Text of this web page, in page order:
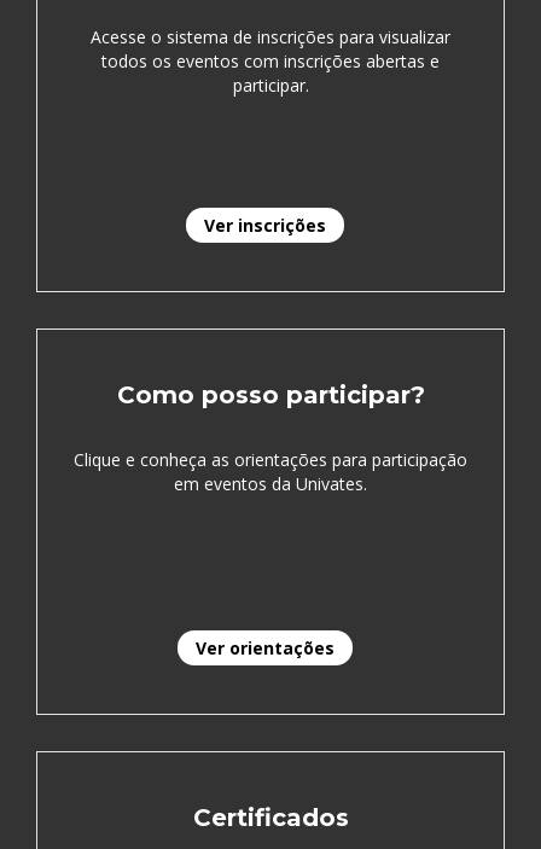
Acesse o sistema de inscrições para visualizar
todos os eventos com inscrições abertas e
participar.
Ver inscrições
Como posso participar?
Clique e conheça as orientações para participação
em eventos da Univates.
Ver orientações
Certificados